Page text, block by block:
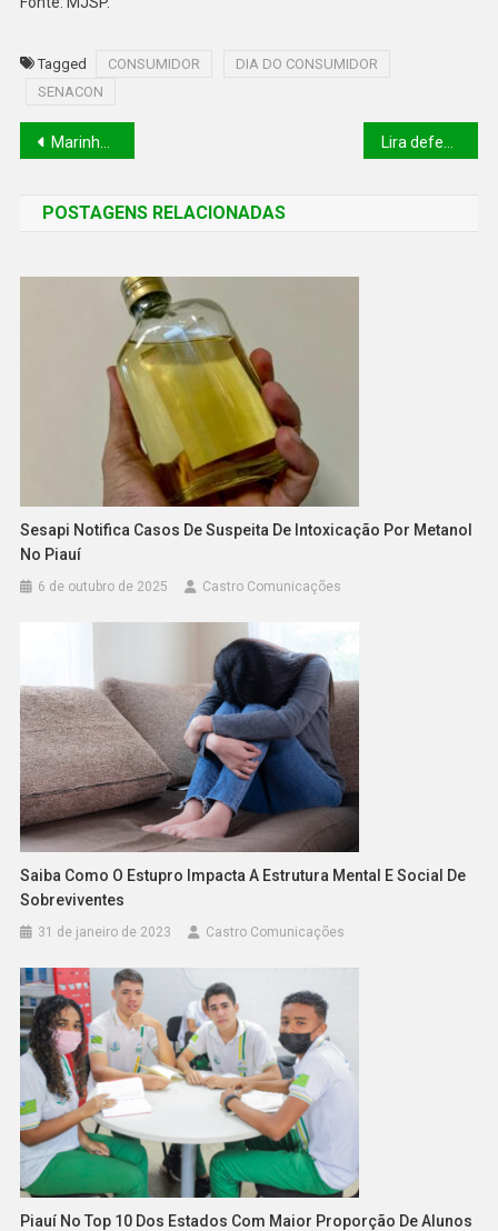
Tagged CONSUMIDOR
DIA DO CONSUMIDOR
SENACON
Marinha autoriza obras do Porto de Luis Correia
POSTAGENS RELACIONADAS
Sesapi Notifica Casos De Suspeita De Intoxicação Por Metanol
No Piauí
6 de outubro de 2025 Castro Comunicações
Saiba Como O Estupro Impacta A Estrutura Mental E Social De
Sobreviventes
31 de janeiro de 2023 Castro Comunicações
Piauí No Top 10 Dos Estados Com Maior Proporção De Alunos